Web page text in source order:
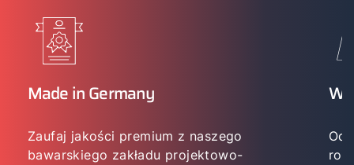
Made in Germany
Zaufaj jakości premium z naszego
bawarskiego zakładu projektowo-
Od